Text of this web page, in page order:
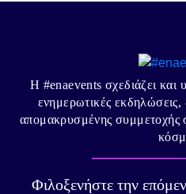
Η #enaevents σχεδιάζει και
ενημερωτικές εκδηλώσεις,
απομακρυσμένης συμμετοχής
Φιλοξενήστε την